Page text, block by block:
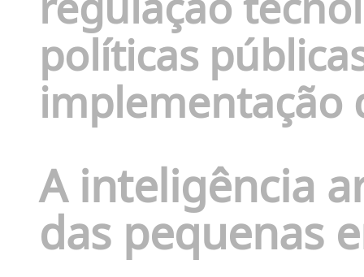
políticas
implementação
A inteligência
das pequenas